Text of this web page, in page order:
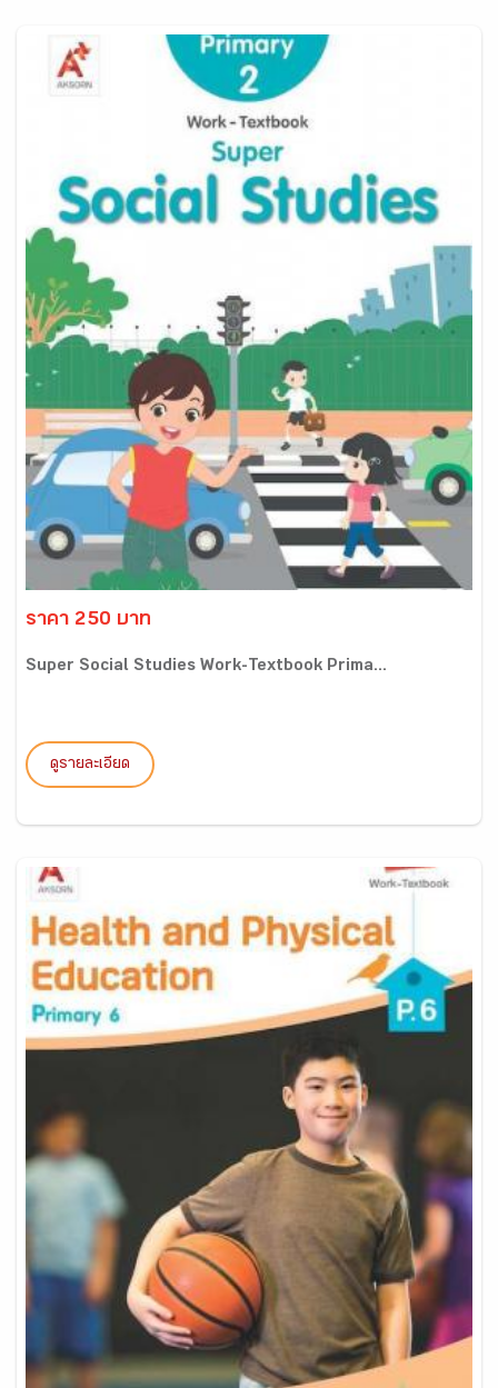
ราคา 250 บาท
Super Social Studies Work-Textbook Prima...
ดูรายละเอียด